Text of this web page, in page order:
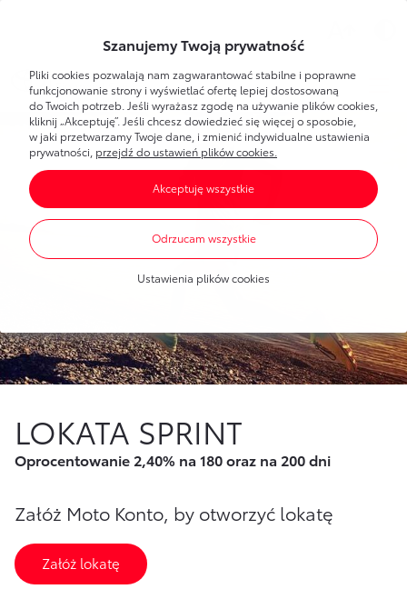
Szanujemy Twoją prywatność
Pliki cookies pozwalają nam zagwarantować stabilne i poprawne
funkcjonowanie strony i wyświetlać ofertę lepiej dostosowaną
do Twoich potrzeb. Jeśli wyrażasz zgodę na używanie plików cookies,
kliknij „Akceptuję”. Jeśli chcesz dowiedzieć się więcej o sposobie,
w jaki przetwarzamy Twoje dane, i zmienić indywidualne ustawienia
prywatności, przejdź do ustawień plików cookies.
Akceptuję wszystkie
Odrzucam wszystkie
Ustawienia plików cookies
Dla Ciebie
Produktydla każdego
Konta bankowe
Finansowanie Toyoty
Finansowanie Lexusa
Ubezpieczenia
Dla Firmy
Finansowanie Lexusa
Finansowanie aut dostawczych
Finansowanie Floty
Konta firmowe
Oszczędzanie
Ubezpieczenia
ToyotaBank
Poznaj Bankowość Elektroniczną
Pierwsze logowanie
Umawianie wizyt w banku
Oprocentowanie
Mobilna Autoryzacja
ToyotaLeasing
Poznaj Portal Klienta
Zawarcie umowy online
Tabela opłat i prowizji
Sprawdź również
Strefa klienta
ToyotaBank
ToyotaLeasing
LOKATA SPRINT
Oprocentowanie 2,40% na 180 oraz na 200 dni
Załóż Moto Konto, by otworzyć lokatę
Załóż lokatę